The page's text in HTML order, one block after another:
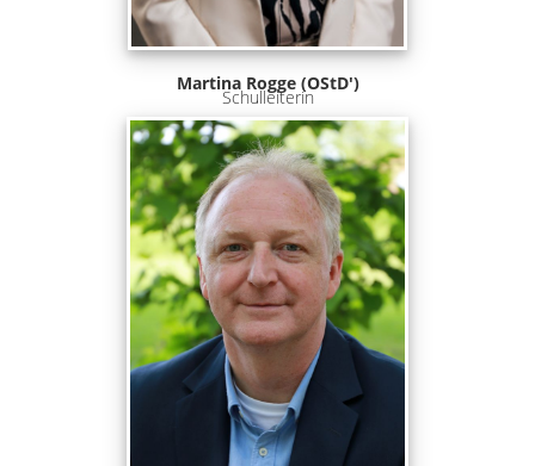
Martina Rogge (OStD')
Schulleiterin